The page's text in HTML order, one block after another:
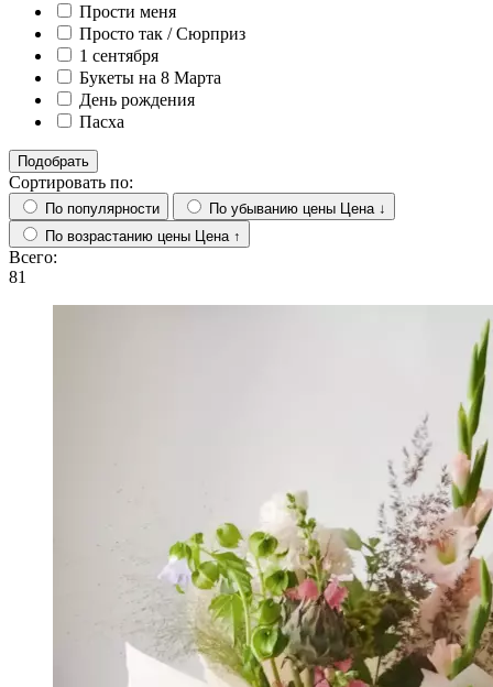
Прости меня
Просто так / Сюрприз
1 сентября
Букеты на 8 Марта
День рождения
Пасха
Подобрать
Сортировать по:
По популярности По убыванию цены
Цена ↓
По возрастанию цены
Цена ↑
Всего:
81